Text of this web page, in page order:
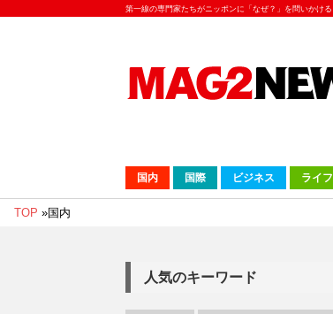
第一線の専門家たちがニッポンに「なぜ？」を問いかける
国内 国際 ビジネス ライフ
TOP »国内
人気のキーワード